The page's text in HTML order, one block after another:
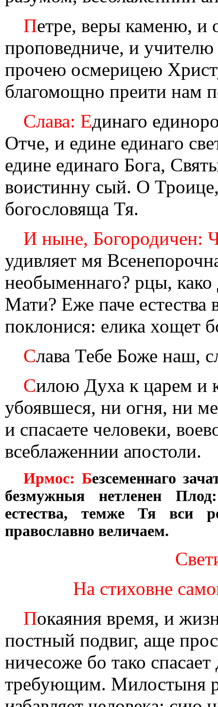
Петре, веры каменю, и
проповедниче, и учителю
прочею осмерицею
благомощно преити нам
Слава: Единаго
Отче, и едине единаго
едине единаго Бога,
воистинну сый. О
богословяща Тя.
И ныне, Богородичен:
удивляет мя
необыменнаго? рцы,
Мати? Еже паче
поклонися: елика хощет
Слава Тебе Боже наш,
Силою Духа к царем и
убоявшеся, ни огня, ни
и спасаете человеки,
всеблаженнии апостоли.
Ирмос: Безсеменнаго
безмужныя нетленен
естества, темже Тя вси
православно величаем.
На стиховне
Покаяния время, и
постный подвиг, аще
ничесоже бо тако
требующим. Милостыня